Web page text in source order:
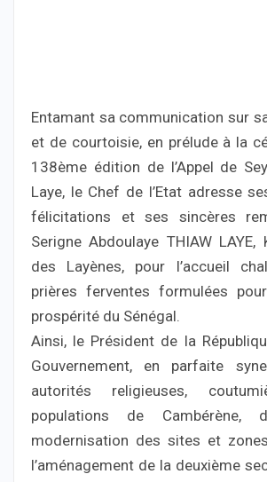
Entamant sa communication sur
et de courtoisie, en prélude à la
138ème édition de l’Appel de
Laye, le Chef de l’Etat adresse
félicitations et ses sincères
Serigne Abdoulaye THIAW LAYE,
des Layènes, pour l’accueil
prières ferventes formulées
prospérité du Sénégal.
Ainsi, le Président de la
Gouvernement, en parfaite
autorités religieuses,
populations de Cambérène,
modernisation des sites et
l’aménagement de la deuxième